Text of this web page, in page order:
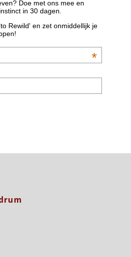
Doe met ons mee en
in 30 dagen.
Rewild' en zet onmiddellijk je
*